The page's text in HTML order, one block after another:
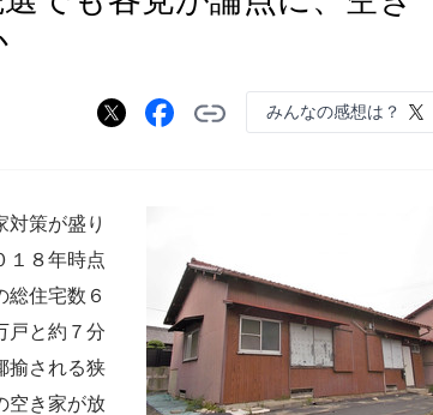
みんなの感想は？
対策が盛り
１８年時点
総住宅数６
戸と約７分
揄される狭
空き家が放